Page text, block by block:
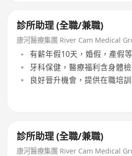
診所助理 (全職/兼職)
康河醫療集團 River Cam Medical
有薪年假10天，婚假，產假等
牙科保健，醫療福利含身體
良好晉升機會，提供在職培訓
診所助理 (全職/兼職)
康河醫療集團 River Cam Medical